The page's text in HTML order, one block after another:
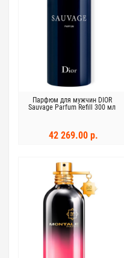
Парфюм для мужчин DIOR
Sauvage Parfum Refill 300 мл
42 269.00 р.